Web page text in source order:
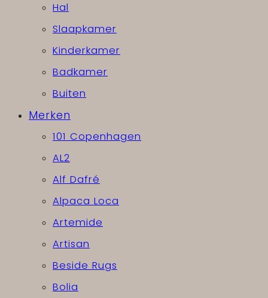
Hal
Slaapkamer
Kinderkamer
Badkamer
Buiten
Merken
101 Copenhagen
AL2
Alf Dafré
Alpaca Loca
Artemide
Artisan
Beside Rugs
Bolia